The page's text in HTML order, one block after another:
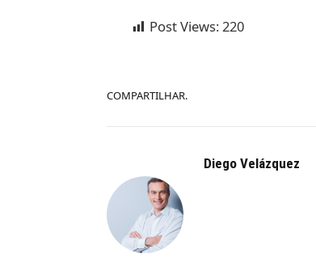
Post Views:220
COMPARTILHAR.
Diego Velázquez